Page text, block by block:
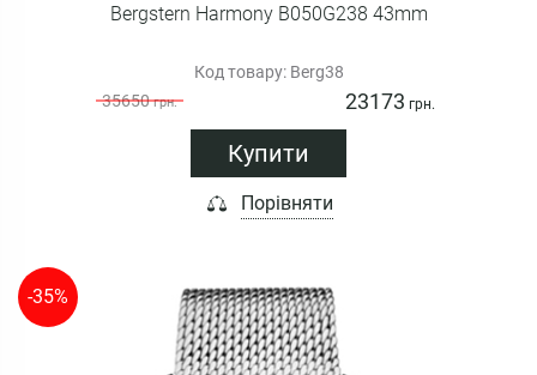
Bergstern Harmony B050G238 43mm
Код товару: Berg38
35650грн. 23173 грн.
Купити
Порівняти
-35%